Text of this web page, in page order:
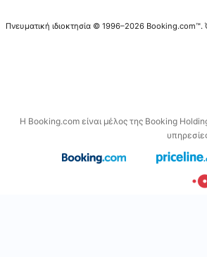
Πνευματική ιδιοκτησία © 1996–2026
Η Booking.com είναι μέλος της Booking